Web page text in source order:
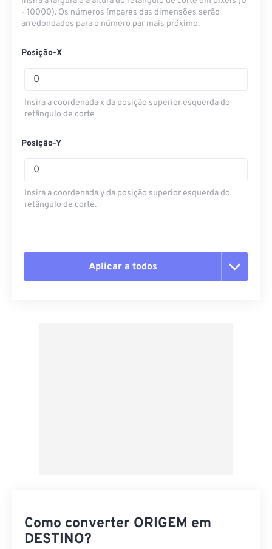
- 10000). Os números ímpares das dimensões serão
arredondados para o número par mais próximo.
Posição-X
Insira a coordenada x da posição superior esquerda do
retângulo de corte
Posição-Y
Insira a coordenada y da posição superior esquerda do
retângulo de corte.
Aplicar a todos
Como converter ORIGEM em
DESTINO?